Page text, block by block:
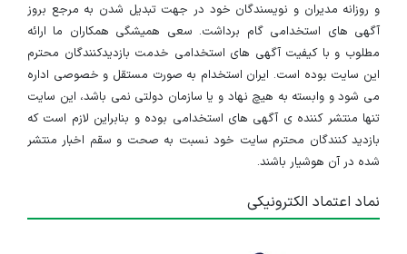
و روزانه مدیران و نویسندگان خود در جهت تبدیل شدن به مرجع بروز
آگهی های استخدامی گام برداشت. سعی همیشگی همکاران ما ارائه
مطلوب و با کیفیت آگهی های استخدامی خدمت بازدیدکنندگان محترم
این سایت بوده است. ایران استخدام به صورت مستقل و خصوصی اداره
می شود و وابسته به هیچ نهاد و یا سازمان دولتی نمی باشد، این سایت
تنها منتشر کننده ی آگهی های استخدامی بوده و بنابراین لازم است که
بازدید کنندگان محترم سایت خود نسبت به صحت و سقم اخبار منتشر
شده در آن هوشیار باشند.
نماد اعتماد الکترونیکی